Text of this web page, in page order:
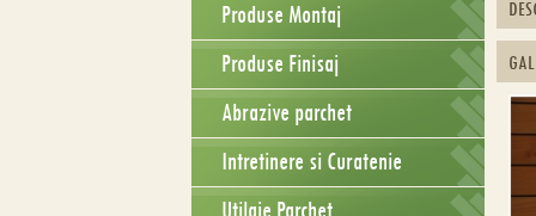
Produse Montaj
Produse Finisaj
Abrazive parchet
Intretinere si Curatenie